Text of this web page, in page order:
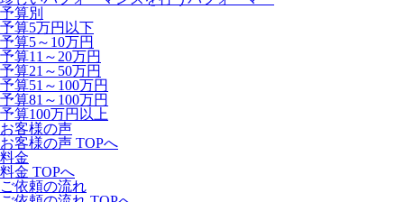
予算別
予算5万円以下
予算5～10万円
予算11～20万円
予算21～50万円
予算51～100万円
予算81～100万円
予算100万円以上
お客様の声
お客様の声 TOPへ
料金
料金 TOPへ
ご依頼の流れ